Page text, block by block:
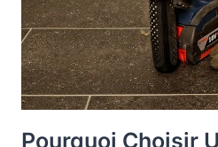
Pourquoi Choisir